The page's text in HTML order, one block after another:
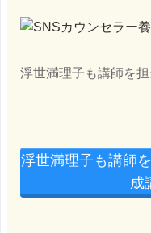
浮世満理子も講師を担
浮世満理子も講師
成